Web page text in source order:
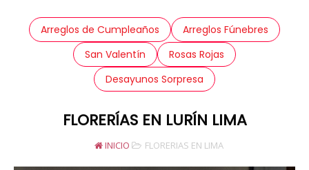
Arreglos de Cumpleaños
Arreglos Fúnebres
San Valentín
Rosas Rojas
Desayunos Sorpresa
FLORERÍAS EN LURÍN LIMA
INICIO FLORERIAS EN LIMA